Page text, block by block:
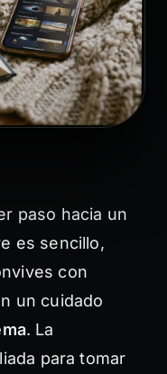
paso hacia un
es sencillo,
con
un cuidado
. La
para tomar